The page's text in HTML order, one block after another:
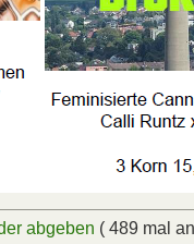
abgeben ( 489 mal